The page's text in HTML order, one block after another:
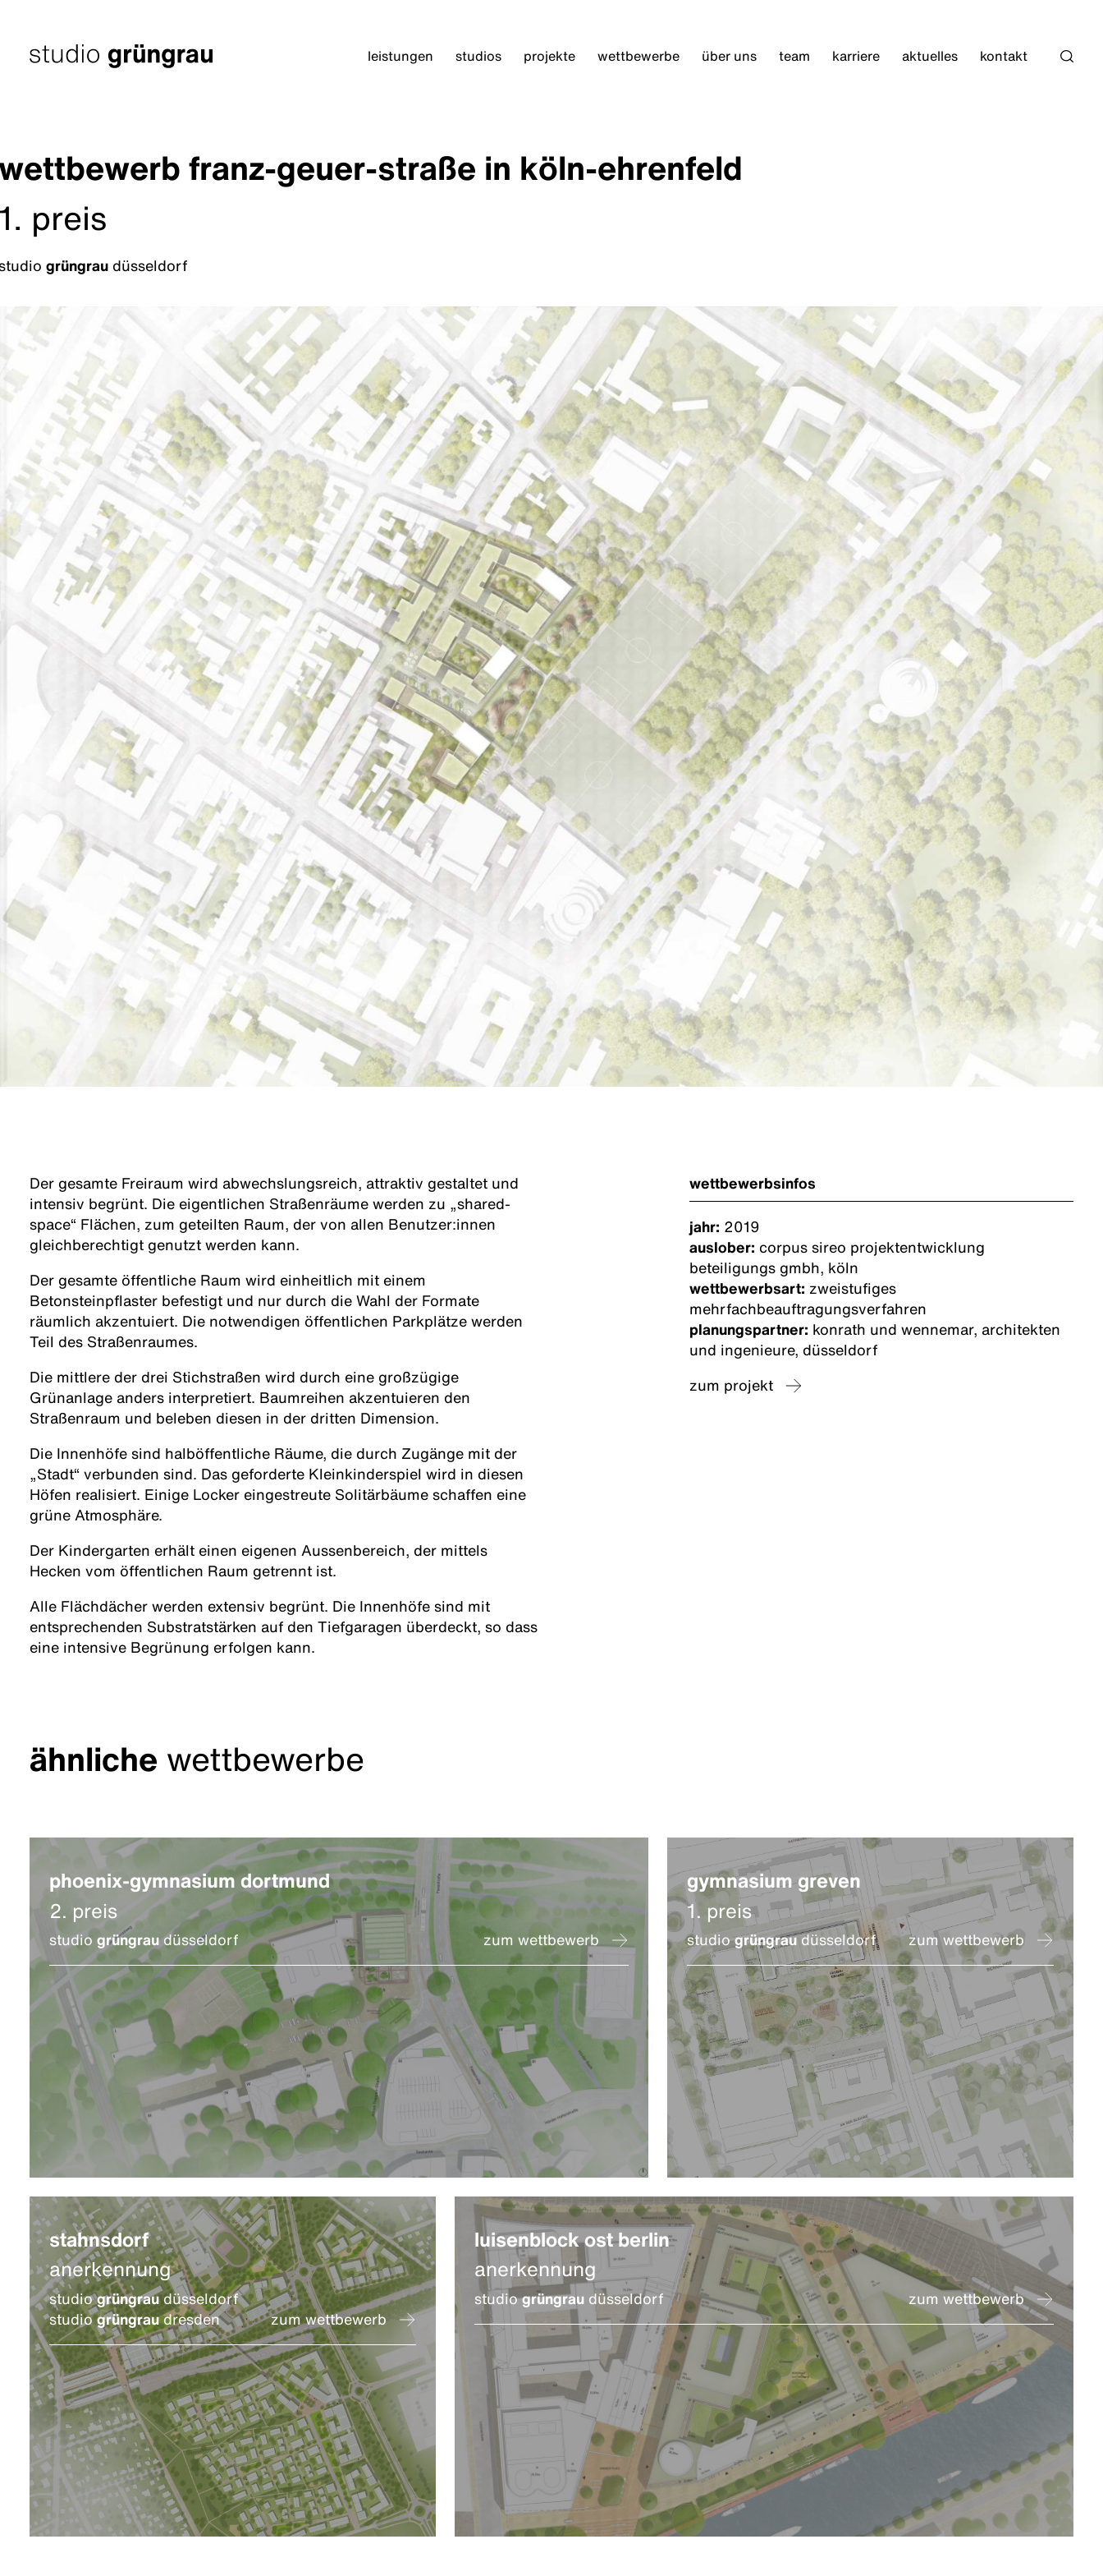
springenStartseite leistungen studios projekte wettbewerbe über uns team karriere aktuelles kontakt
franz-geuer-straße in köln-ehrenfeld
preis
grüngrau düsseldorf
Der gesamte Freiraum wird abwechslungsreich, attraktiv gestaltet und
intensiv begrünt. Die eigentlichen Straßenräume werden zu „shared-
space“ Flächen, zum geteilten Raum, der von allen Benutzer:innen
gleichberechtigt genutzt werden kann.
Der gesamte öffentliche Raum wird einheitlich mit einem
Betonsteinpflaster befestigt und nur durch die Wahl der Formate
räumlich akzentuiert. Die notwendigen öffentlichen Parkplätze werden
Teil des Straßenraumes.
Die mittlere der drei Stichstraßen wird durch eine großzügige
Grünanlage anders interpretiert. Baumreihen akzentuieren den
Straßenraum und beleben diesen in der dritten Dimension.
Die Innenhöfe sind halböffentliche Räume, die durch Zugänge mit der
„Stadt“ verbunden sind. Das geforderte Kleinkinderspiel wird in diesen
Höfen realisiert. Einige Locker eingestreute Solitärbäume schaffen eine
grüne Atmosphäre.
Der Kindergarten erhält einen eigenen Aussenbereich, der mittels
Hecken vom öffentlichen Raum getrennt ist.
Alle Flächdächer werden extensiv begrünt. Die Innenhöfe sind mit
entsprechenden Substratstärken auf den Tiefgaragen überdeckt, so dass
eine intensive Begrünung erfolgen kann.
wettbewerbsinfos
jahr: 2019
auslober: corpus sireo projektentwicklung
beteiligungs gmbh, köln
wettbewerbsart: zweistufiges
mehrfachbeauftragungsverfahren
planungspartner: konrath und wennemar, architekten
und ingenieure, düsseldorf
zum projekt
ähnliche wettbewerbe
phoenix-gymnasium dortmund
2. preis
studio grüngraudüsseldorf zum wettbewerb
gymnasium greven
1. preis
studiogrüngraudüsseldorf zum wettbewerb
stahnsdorf
anerkennung
studiogrüngraudüsseldorf
studiogrüngraudresden zum wettbewerb
luisenblock ost berlin
anerkennung
studiogrüngraudüsseldorf zum wettbewerb